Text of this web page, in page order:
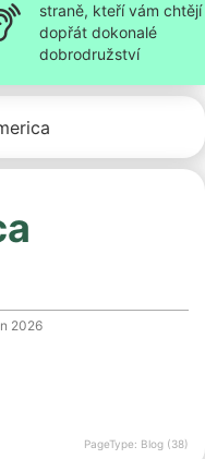
straně, kteří vám chtějí
dopřát dokonalé
dobrodružství
2026
PageType: Blog (38)